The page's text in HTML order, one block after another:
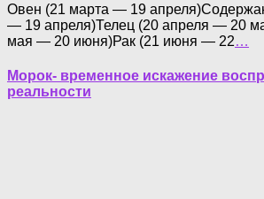
Овен (21 марта — 19
— 19 апреля)Телец (20 апреля — 20
мая — 20 июня)Рак (21 июня — 22…
Морок- временное искажение
реальности